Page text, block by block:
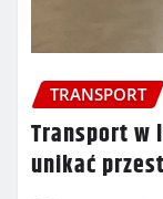
TRANSPORT
Transport w
unikać